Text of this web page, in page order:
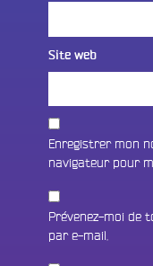
Site web
Enregistrer mon
navigateur pour
Prévenez-moi de
par e-mail.